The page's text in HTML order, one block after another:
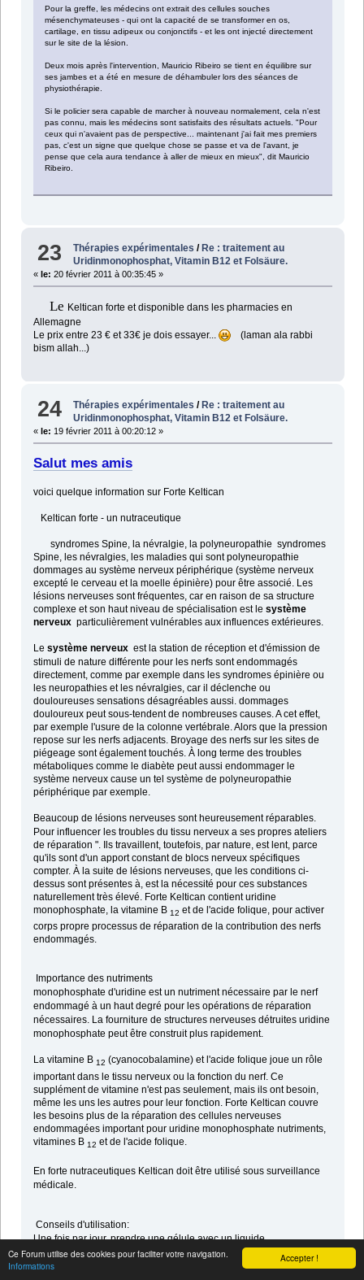
Accepter !
Ce Forum utilise des cookies pour faciliter votre navigation.
Informations
Pour la greffe, les médecins ont extrait des cellules souches
mésenchymateuses - qui ont la capacité de se transformer en os,
cartilage, en tissu adipeux ou conjonctifs - et les ont injecté directement
sur le site de la lésion.
Deux mois après l'intervention, Mauricio Ribeiro se tient en équilibre sur
ses jambes et a été en mesure de déhambuler lors des séances de
physiothérapie.
Si le policier sera capable de marcher à nouveau normalement, cela n'est
pas connu, mais les médecins sont satisfaits des résultats actuels. "Pour
ceux qui n'avaient pas de perspective... maintenant j'ai fait mes premiers
pas, c'est un signe que quelque chose se passe et va de l'avant, je
pense que cela aura tendance à aller de mieux en mieux", dit Mauricio
Ribeiro.
23 Thérapies expérimentales / Re : traitement au
Uridinmonophosphat, Vitamin B12 et Folsäure.
« le: 20 février 2011 à 00:35:45 »
Le Keltican forte et disponible dans les pharmacies en
Allemagne
Le prix entre 23 € et 33€ je dois essayer...
(laman ala rabbi
bism allah...)
24 Thérapies expérimentales /Re : traitement au
Uridinmonophosphat, Vitamin B12 et Folsäure.
« le: 19 février 2011 à 00:20:12 »
Salut mes amis
voici quelque information sur Forte Keltican
Keltican forte - un nutraceutique
syndromes Spine, la névralgie, la polyneuropathie syndromes
Spine, les névralgies, les maladies qui sont polyneuropathie
dommages au système nerveux périphérique (système nerveux
excepté le cerveau et la moelle épinière) pour être associé. Les
lésions nerveuses sont fréquentes, car en raison de sa structure
complexe et son haut niveau de spécialisation est le système
nerveux particulièrement vulnérables aux influences extérieures.
Le système nerveux est la station de réception et d'émission de
stimuli de nature différente pour les nerfs sont endommagés
directement, comme par exemple dans les syndromes épinière ou
les neuropathies et les névralgies, car il déclenche ou
douloureuses sensations désagréables aussi. dommages
douloureux peut sous-tendent de nombreuses causes. A cet effet,
par exemple l'usure de la colonne vertébrale. Alors que la pression
repose sur les nerfs adjacents. Broyage des nerfs sur les sites de
piégeage sont également touchés. À long terme des troubles
métaboliques comme le diabète peut aussi endommager le
système nerveux cause un tel système de polyneuropathie
périphérique par exemple.
Beaucoup de lésions nerveuses sont heureusement réparables.
Pour influencer les troubles du tissu nerveux a ses propres ateliers
de réparation ". Ils travaillent, toutefois, par nature, est lent, parce
qu'ils sont d'un apport constant de blocs nerveux spécifiques
compter. À la suite de lésions nerveuses, que les conditions ci-
dessus sont présentes à, est la nécessité pour ces substances
naturellement très élevé. Forte Keltican contient uridine
monophosphate, la vitamine B 12 et de l'acide folique, pour activer
corps propre processus de réparation de la contribution des nerfs
endommagés.
Importance des nutriments
monophosphate d'uridine est un nutriment nécessaire par le nerf
endommagé à un haut degré pour les opérations de réparation
nécessaires.La fourniture de structures nerveuses détruites uridine
monophosphate peut être construit plus rapidement.
La vitamine B 12 (cyanocobalamine) et l'acide folique joue un rôle
important dans le tissu nerveux ou la fonction du nerf. Ce
supplément de vitamine n'est pas seulement, mais ils ont besoin,
même les uns les autres pour leur fonction. Forte Keltican couvre
les besoins plus de la réparation des cellules nerveuses
endommagées important pour uridine monophosphate nutriments,
vitamines B 12 et de l'acide folique.
En forte nutraceutiques Keltican doit être utilisé sous surveillance
médicale.
Conseils d'utilisation:
Une fois par jour, prendre une gélule avec un liquide.
Forte Keltican est également adapté pour les diabétiques.